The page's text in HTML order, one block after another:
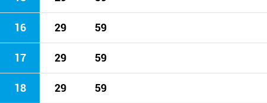
16 29 59
17 29 59
18 29 59